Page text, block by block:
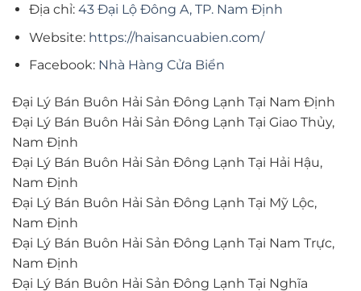
Địa chỉ: 43 Đại Lộ Đông A, TP. Nam Định
Website: https://haisancuabien.com/
Facebook: Nhà Hàng Cửa Biển
Đại Lý Bán Buôn Hải Sản Đông Lạnh Tại Nam Định
Đại Lý Bán Buôn Hải Sản Đông Lạnh Tại Giao Thủy,
Nam Định
Đại Lý Bán Buôn Hải Sản Đông Lạnh Tại Hải Hậu,
Nam Định
Đại Lý Bán Buôn Hải Sản Đông Lạnh Tại Mỹ Lộc,
Nam Định
Đại Lý Bán Buôn Hải Sản Đông Lạnh Tại Nam Trực,
Nam Định
Đại Lý Bán Buôn Hải Sản Đông Lạnh Tại Nghĩa